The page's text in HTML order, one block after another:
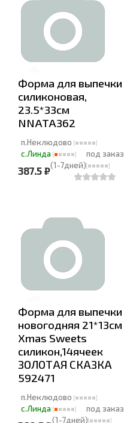
Форма для выпечки
силиконовая,
23.5*33см
NNATA362
п.Неклюдово
с.Линда
под заказ
(1-7дней)
387.5 ₽
Форма для выпечки
новогодняя 21*13см
Xmas Sweets
силикон,14ячеек
ЗОЛОТАЯ СКАЗКА
592471
п.Неклюдово
с.Линда
под заказ
(1-7дней)